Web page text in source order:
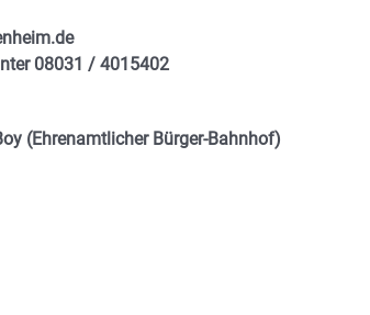
08031 / 4015402
(Ehrenamtlicher Bürger-Bahnhof)